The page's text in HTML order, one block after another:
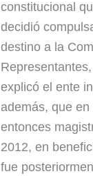
constitucional
decidió
destino a la
explicó el ente
además, que
entonces
2012, en
fue